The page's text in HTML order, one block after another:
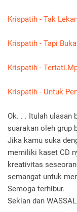
Krispatih - Tak
Krispatih - Tapi
Krispatih -
Krispatih - Untuk
Ok. . . Itulah ulasan
suarakan oleh grup
Jika kamu suka
memiliki kaset CD
kreativitas
semangat untuk
Semoga terhibur.
Sekian dan